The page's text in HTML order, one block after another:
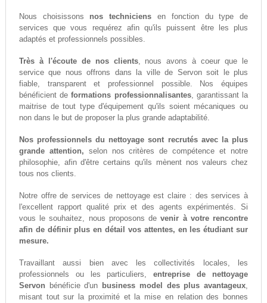
Nous choisissons nos techniciens en fonction du type de
services que vous requérez afin qu'ils puissent être les plus
adaptés et professionnels possibles.
Très à l'écoute de nos clients, nous avons à coeur que le
service que nous offrons dans la ville de Servon soit le plus
fiable, transparent et professionnel possible. Nos équipes
bénéficient deformations professionnalisantes, garantissant la
maitrise de tout type d'équipement qu'ils soient mécaniques ou
non dans le but de proposer la plus grande adaptabilité.
Nos professionnels du nettoyage sont recrutés avec la plus
grande attention, selon nos critères de compétence et notre
philosophie, afin d'être certains qu'ils mènent nos valeurs chez
tous nos clients.
Notre offre de services de nettoyage est claire : des services à
l'excellent rapport qualité prix et des agents expérimentés. Si
vous le souhaitez, nous proposons devenir à votre rencontre
afin de définir plus en détail vos attentes, en les étudiant sur
mesure.
Travaillant aussi bien avec les collectivités locales, les
professionnels ou les particuliers,entreprise de nettoyage
Servon bénéficie d'un business model des plus avantageux,
misant tout sur la proximité et la mise en relation des bonnes